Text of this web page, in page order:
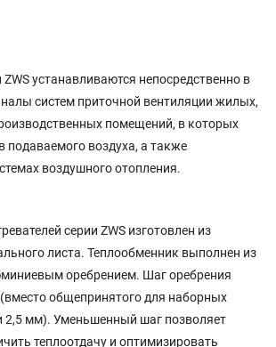
ZWS устанавливаются непосредственно в
систем приточной вентиляции жилых,
помещений, в которых
подаваемого воздуха, а также
воздушного отопления.
серии ZWS изготовлен из
листа. Теплообменник выполнен из
оребрением. Шаг оребрения
общепринятого для наборных
2,5 мм). Уменьшенный шаг позволяет
теплоотдачу и оптимизировать